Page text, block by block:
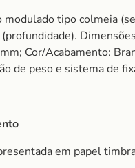
tipo colmeia
Cor/Acabamento:
de peso e sistema de
em papel